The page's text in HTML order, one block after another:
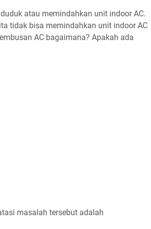
atau memindahkan unit indoor AC.
tidak bisa memindahkan unit indoor AC
AC bagaimana? Apakah ada
masalah tersebut adalah